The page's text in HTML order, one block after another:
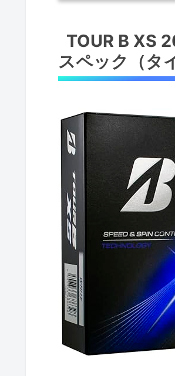
ーティング）
概要：タイ
前モデルか
コーティング
メリット（
デメリット
実戦での性能チ
総評（結論
飛距離性能：
スピン特性
打感・フィ
検証条件と
メリット（
デメリット（
実戦での使い
TOUR B XS
スペック（タ